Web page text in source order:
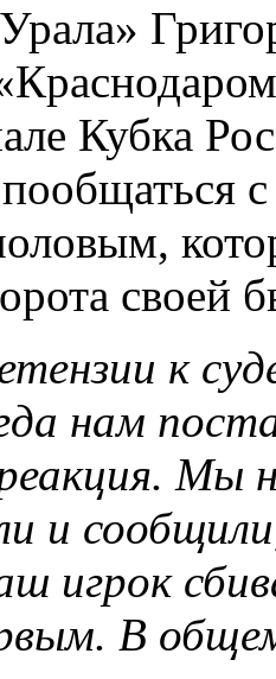
Кубка
пообщаться
своей
к
нам
Мы
и
игрок
В